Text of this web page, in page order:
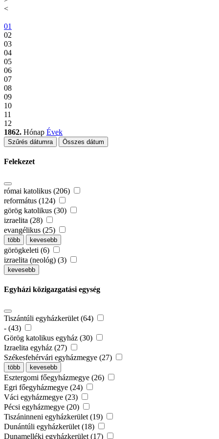
<
01
02
03
04
05
06
07
08
09
10
11
12
1862. Hónap Évek
Szűrés dátumra Összes dátum
Felekezet
római katolikus (206)
református (124)
görög katolikus (30)
izraelita (28)
evangélikus (25)
több kevesebb
görögkeleti (6)
izraelita (neológ) (3)
kevesebb
Egyházi közigazgatási egység
Tiszántúli egyházkerület (64)
- (43)
Görög katolikus egyház (30)
Izraelita egyház (27)
Székesfehérvári egyházmegye (27)
több kevesebb
Esztergomi főegyházmegye (26)
Egri főegyházmegye (24)
Váci egyházmegye (23)
Pécsi egyházmegye (20)
Tiszáninneni egyházkerület (19)
Dunántúli egyházkerület (18)
Dunamelléki egyházkerület (17)